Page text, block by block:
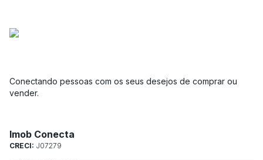
Conectando pessoas com os seus desejos de comprar ou
vender.
Imob Conecta
CRECI: J07279